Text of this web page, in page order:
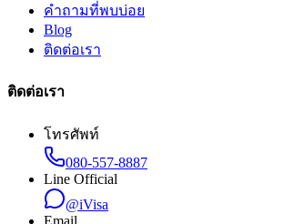
คำถามที่พบบ่อย
Blog
ติดต่อเรา
ติดต่อเรา
โทรศัพท์
080-557-8887
Line Official
@iVisa
Email